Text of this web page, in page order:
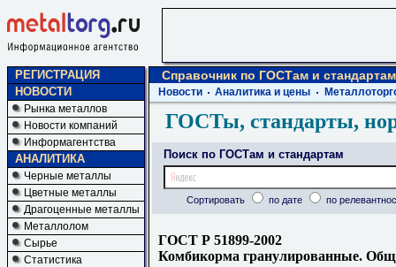
РЕГИСТРАЦИЯ
НОВОСТИ
Рынка металлов
Новости компаний
Информагентства
АНАЛИТИКА
Черные металлы
Цветные металлы
Драгоценные металлы
Металлолом
Сырье
Статистика
Справочник по ГОСТам и стандартам
Новости Аналитика и цены
ГОСТы, стандарты,
Поиск по ГОСТам и стандартам
Сортировать по дате по
ГОСТ Р 51899-2002
Комбикорма гранулированные.